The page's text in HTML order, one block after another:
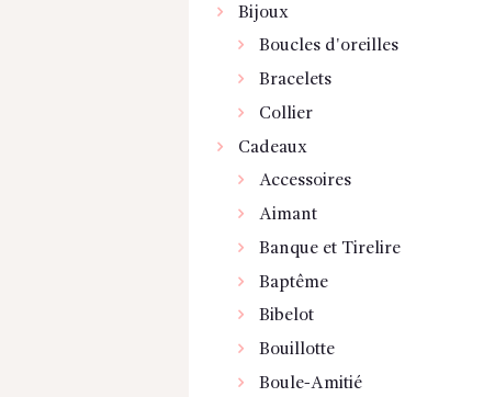
Bijoux
Boucles d'oreilles
Bracelets
Collier
Cadeaux
Accessoires
Aimant
Banque et Tirelire
Baptême
Bibelot
Bouillotte
Boule-Amitié